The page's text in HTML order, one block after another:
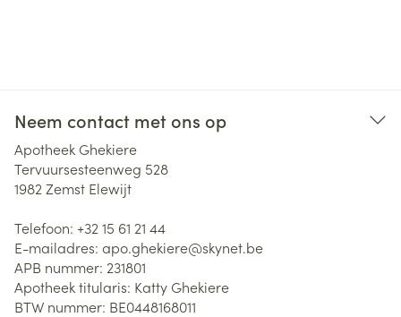
Neem contact met ons op
Apotheek Ghekiere
Tervuursesteenweg 528
1982 Zemst Elewijt
Telefoon: +32 15 61 21 44
E-mailadres: apo.ghekiere@skynet.be
APB nummer: 231801
Apotheek titularis: Katty Ghekiere
BTW nummer: BE0448168011